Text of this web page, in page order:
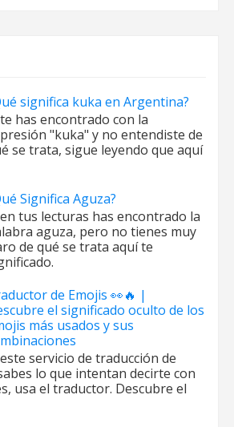
significa kuka en Argentina?
has encontrado con la
"kuka" y no entendiste de
se trata, sigue leyendo que aquí
Significa Aguza?
tus lecturas has encontrado la
aguza, pero no tienes muy
de qué se trata aquí te
de Emojis 👀🔥 |
el significado oculto de los
más usados y sus
servicio de traducción de
lo que intentan decirte con
usa el traductor. Descubre el